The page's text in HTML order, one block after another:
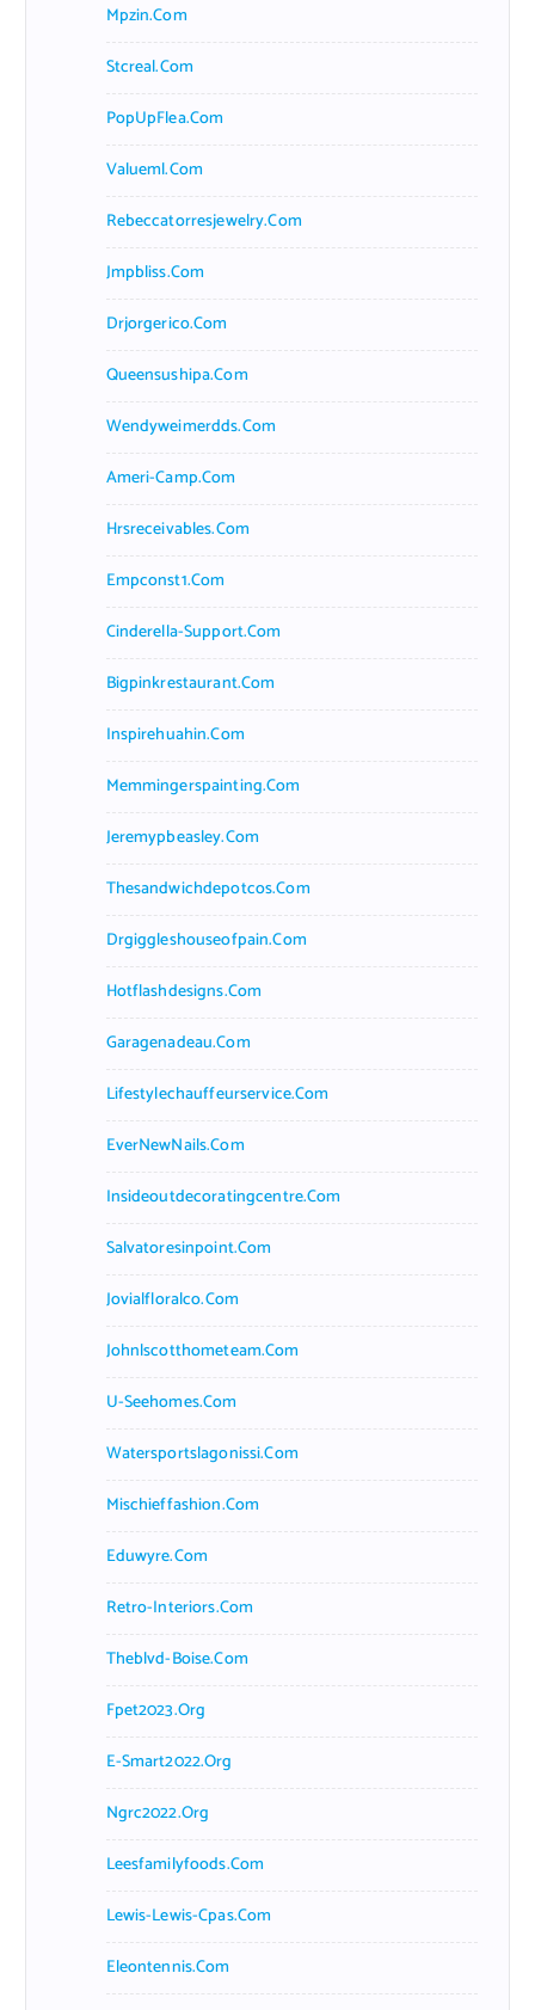
Mpzin.com
Stcreal.com
PopUpFlea.com
Valueml.com
Rebeccatorresjewelry.com
Jmpbliss.com
Drjorgerico.com
Queensushipa.com
Wendyweimerdds.com
Ameri-Camp.com
Hrsreceivables.com
Empconst1.com
Cinderella-Support.com
Bigpinkrestaurant.com
Inspirehuahin.com
Memmingerspainting.com
Jeremypbeasley.com
Thesandwichdepotcos.com
Drgiggleshouseofpain.com
Hotflashdesigns.com
Garagenadeau.com
Lifestylechauffeurservice.com
EverNewNails.com
Insideoutdecoratingcentre.com
Salvatoresinpoint.com
Jovialfloralco.com
Johnlscotthometeam.com
U-Seehomes.com
Watersportslagonissi.com
Mischieffashion.com
Eduwyre.com
Retro-Interiors.com
Theblvd-Boise.com
Fpet2023.org
E-Smart2022.org
Ngrc2022.org
Leesfamilyfoods.com
Lewis-Lewis-Cpas.com
Eleontennis.com